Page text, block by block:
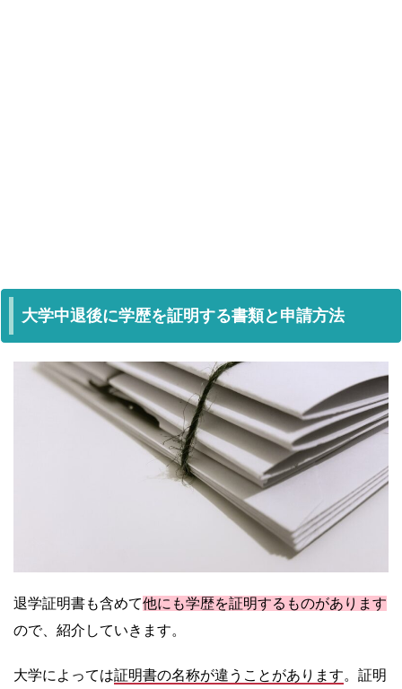
大学中退後に学歴を証明する書類と申請方法
退学証明書も含めて他にも学歴を証明するものがあります
ので、紹介していきます。
大学によっては証明書の名称が違うことがあります。証明